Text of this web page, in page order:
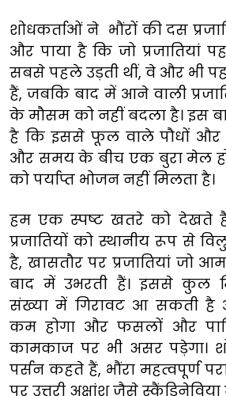
शोधकर्ताओं ने भौंरों की दस
और पाया है कि जो प्रजातियां
सबसे पहले उड़ती थीं, वे और भी
हैं, जबकि बाद में आने वाली
के मौसम को नहीं बदला है। इस
है कि इससे फूल वाले पौधों और
और समय के बीच एक बुरा मेल हो
को पर्याप्त भोजन नहीं मिलता है।
हम एक स्पष्ट खतरे को देखते
प्रजातियों को स्थानीय रूप से
है, खासतौर पर प्रजातियां जो
बाद में उभरती हैं। इससे कुल
संख्या में गिरावट आ सकती
कम होगा और फसलों और
कामकाज पर भी असर पड़ेगा।
पर्सन कहते हैं, भौंरा महत्वपूर्ण
पर उत्तरी अक्षांश जैसे स्कैंडिनेविया